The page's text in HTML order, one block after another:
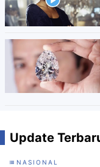
Update
NASIONAL